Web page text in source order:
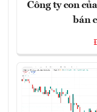
Công ty con
bán